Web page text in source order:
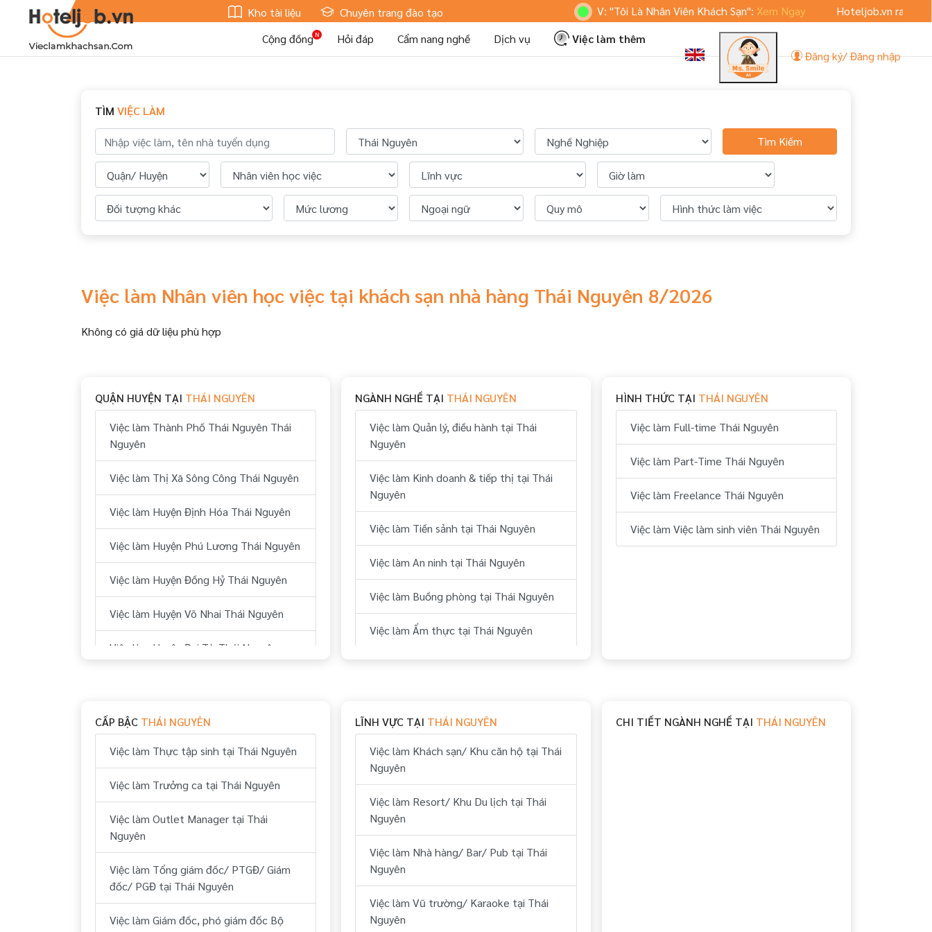
Kho tài liệu Chuyên trang đào tạo Hoteljob MV: "Tôi Là Nhân Viên Khách Sạn":Xem Ngay
Hoteljob.vn ra mắt
Cộng đồng
Hỏi đáp Cẩm nang nghề Dịch vụ
Việc làm thêm
Đăng ký/ Đăng nhập
TÌM VIỆC LÀM
Tìm Kiếm
Việc làm Nhân viên học việc tại khách sạn nhà hàng Thái Nguyên 8/2026
Không có giá dữ liệu phù hợp
QUẬN HUYỆN TẠI THÁI NGUYÊN
Việc làm Thành Phố Thái Nguyên Thái
Nguyên
Việc làm Thị Xã Sông Công Thái Nguyên
Việc làm Huyện Định Hóa Thái Nguyên
Việc làm Huyện Phú Lương Thái Nguyên
Việc làm Huyện Đồng Hỷ Thái Nguyên
Việc làm Huyện Võ Nhai Thái Nguyên
Việc làm Huyện Đại Từ Thái Nguyên
Việc làm Huyện Phú Bình Thái Nguyên
NGÀNH NGHỀ TẠI THÁI NGUYÊN
Việc làm Quản lý, điều hành tại Thái
Nguyên
Việc làm Kinh doanh & tiếp thị tại Thái
Nguyên
Việc làm Tiền sảnh tại Thái Nguyên
Việc làm An ninh tại Thái Nguyên
Việc làm Buồng phòng tại Thái Nguyên
Việc làm Ẩm thực tại Thái Nguyên
Việc làm Vui chơi & giải trí tại Thái
Nguyên
Việc làm Hành chính, nhân sự tại Thái
Nguyên
Việc làm Tài chính, kế toán tại Thái
Nguyên
Việc làm Kỹ thuật tại Thái Nguyên
Việc làm Lái xe tại Thái Nguyên
HÌNH THỨC TẠI THÁI NGUYÊN
Việc làm Full-time Thái Nguyên
Việc làm Part-Time Thái Nguyên
Việc làm Freelance Thái Nguyên
Việc làm Việc làm sinh viên Thái Nguyên
CẤP BẬC THÁI NGUYÊN
Việc làm Thực tập sinh tại Thái Nguyên
Việc làm Trưởng ca tại Thái Nguyên
Việc làm Outlet Manager tại Thái
Nguyên
Việc làm Tổng giám đốc/ PTGĐ/ Giám
đốc/ PGĐ tại Thái Nguyên
Việc làm Giám đốc, phó giám đốc Bộ
LĨNH VỰC TẠI THÁI NGUYÊN
Việc làm Khách sạn/ Khu căn hộ tại Thái
Nguyên
Việc làm Resort/ Khu Du lịch tại Thái
Nguyên
Việc làm Nhà hàng/ Bar/ Pub tại Thái
Nguyên
Việc làm Vũ trường/ Karaoke tại Thái
Nguyên
CHI TIẾT NGÀNH NGHỀ TẠI THÁI NGUYÊN